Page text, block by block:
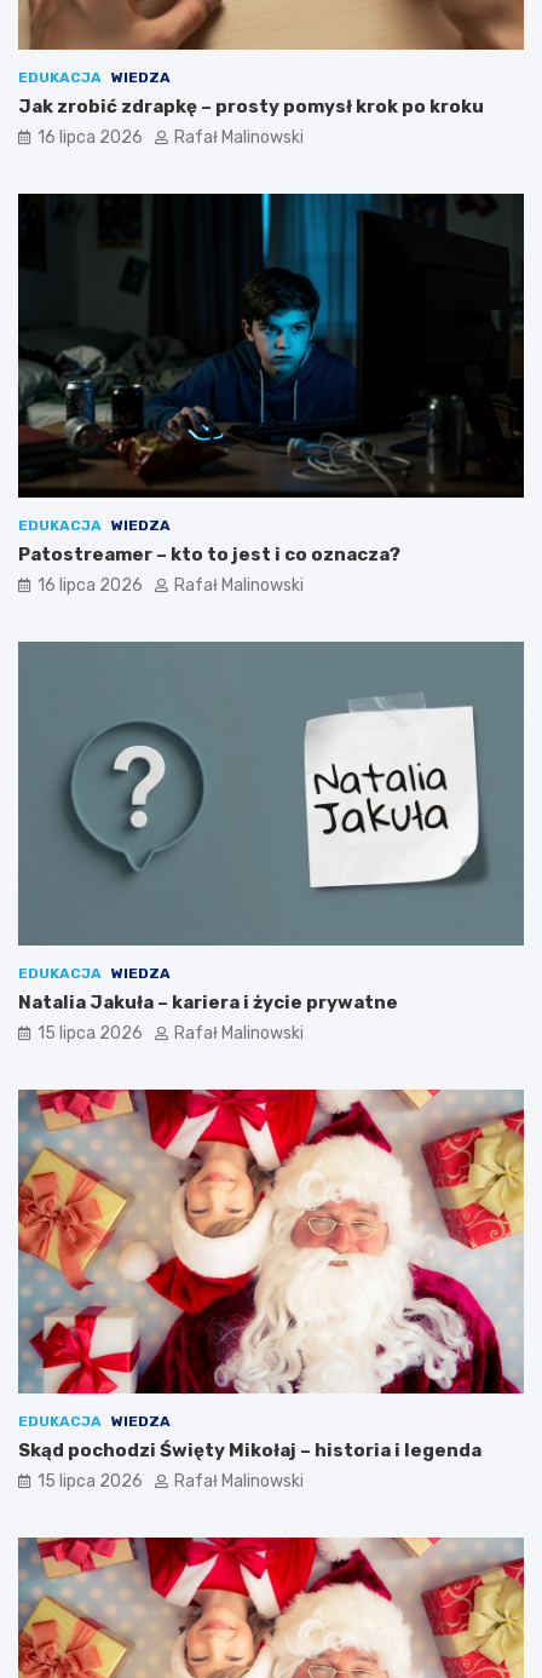
EDUKACJA WIEDZA
Jak zrobić zdrapkę – prosty pomysł krok po kroku
16 lipca 2026 Rafał Malinowski
EDUKACJA WIEDZA
Patostreamer – kto to jest i co oznacza?
16 lipca 2026 Rafał Malinowski
EDUKACJA WIEDZA
Natalia Jakuła – kariera i życie prywatne
15 lipca 2026 Rafał Malinowski
EDUKACJA WIEDZA
Skąd pochodzi Święty Mikołaj – historia i legenda
15 lipca 2026 Rafał Malinowski